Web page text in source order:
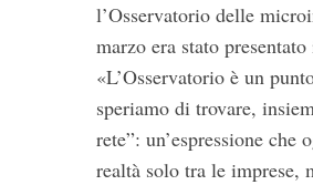
l’Osservatorio delle
marzo era stato
«L’Osservatorio è un
speriamo di trovare,
rete”: un’espressione
realtà solo tra le imprese,
S
a
r
c
h